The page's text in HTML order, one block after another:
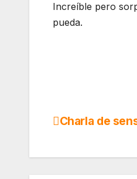
Increíble pero
pueda.
Charla de